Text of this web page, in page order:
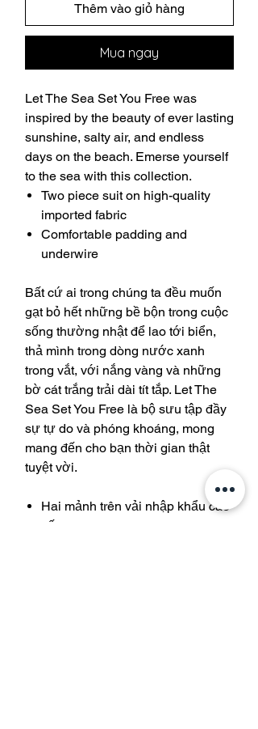
Thêm vào giỏ hàng
Mua ngay
Let The Sea Set You Free was
inspired by the beauty of ever lasting
sunshine, salty air, and endless
days on the beach. Emerse yourself
to the sea with this collection.
Two piece suit on high-quality
imported fabric
Comfortable padding and
underwire
Bất cứ ai trong chúng ta đều muốn
gạt bỏ hết những bề bộn trong cuộc
sống thường nhật để lao tới biển,
thả mình trong dòng nước xanh
trong vắt, với nắng vàng và những
bờ cát trắng trải dài tít tắp. Let The
Sea Set You Free là bộ sưu tập đầy
sự tự do và phóng khoáng, mong
mang đến cho bạn thời gian thật
tuyệt vời.
Hai mảnh trên vải nhập khẩu cao
cấp